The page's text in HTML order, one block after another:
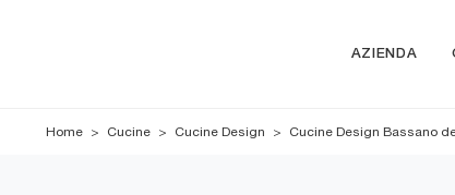
AZIENDA
Home > Cucine > Cucine Design > Cucine Design Bassano